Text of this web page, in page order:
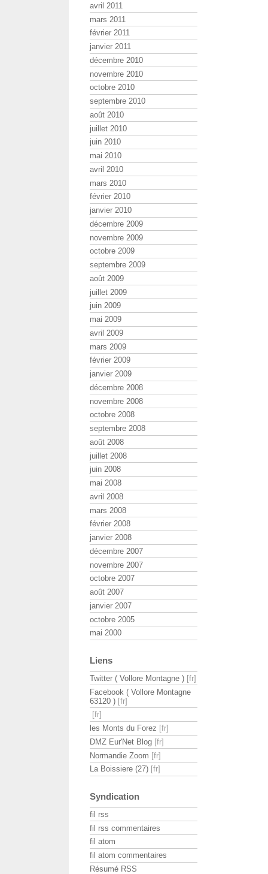
avril 2011
mars 2011
février 2011
janvier 2011
décembre 2010
novembre 2010
octobre 2010
septembre 2010
août 2010
juillet 2010
juin 2010
mai 2010
avril 2010
mars 2010
février 2010
janvier 2010
décembre 2009
novembre 2009
octobre 2009
septembre 2009
août 2009
juillet 2009
juin 2009
mai 2009
avril 2009
mars 2009
février 2009
janvier 2009
décembre 2008
novembre 2008
octobre 2008
septembre 2008
août 2008
juillet 2008
juin 2008
mai 2008
avril 2008
mars 2008
février 2008
janvier 2008
décembre 2007
novembre 2007
octobre 2007
août 2007
janvier 2007
octobre 2005
mai 2000
Liens
Twitter ( Vollore Montagne )
Facebook ( Vollore Montagne
63120 )
les Monts du Forez
DMZ Eur'Net Blog
Normandie Zoom
La Boissiere (27)
Syndication
fil rss
fil rss commentaires
fil atom
fil atom commentaires
Résumé RSS